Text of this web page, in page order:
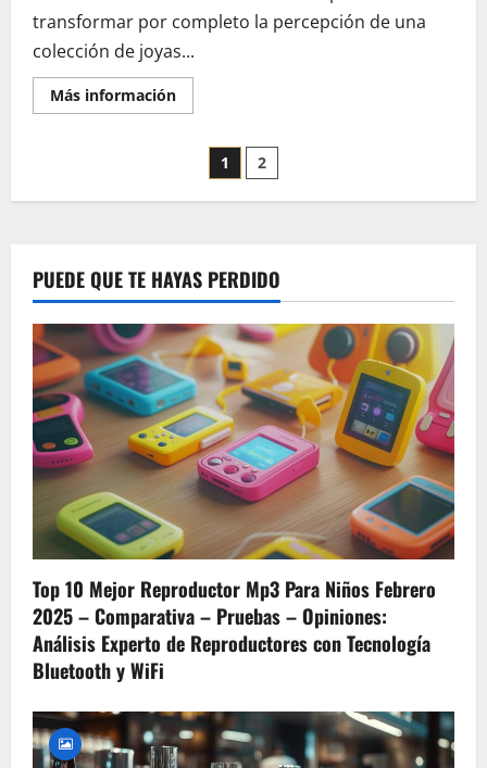
transformar por completo la percepción de una
colección de joyas...
Más informaciónEn
savoir
Vitrinas
joyas
de
la
presentación
perfecta
y
sublimar
tus
tesoros
más
preciados
Pagination
des
publications
1 2
PUEDE QUE TE HAYAS PERDIDO
Top 10 Mejor Reproductor Mp3 Para Niños Febrero
2025 – Comparativa – Pruebas – Opiniones:
Análisis Experto de Reproductores con Tecnología
Bluetooth y WiFi